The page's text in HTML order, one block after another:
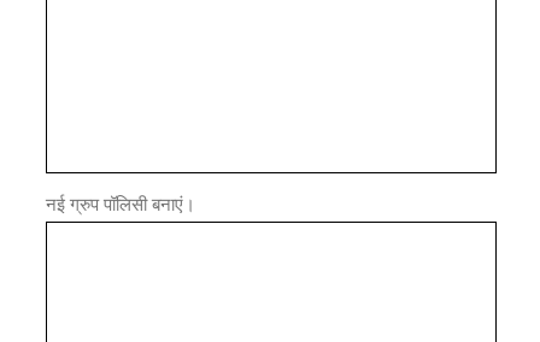
नई ग्रुप पॉलिसी बनाएं।